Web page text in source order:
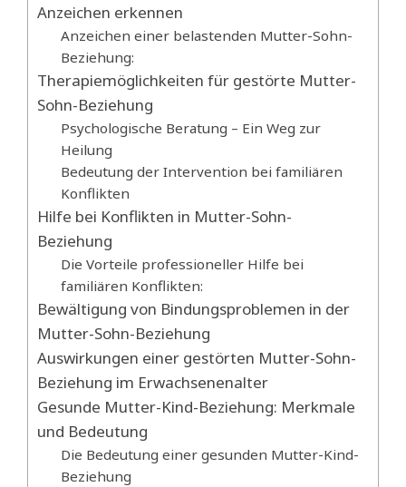
Anzeichen erkennen
Anzeichen einer belastenden Mutter-Sohn-
Beziehung:
Therapiemöglichkeiten für gestörte Mutter-
Sohn-Beziehung
Psychologische Beratung – Ein Weg zur
Heilung
Bedeutung der Intervention bei familiären
Konflikten
Hilfe bei Konflikten in Mutter-Sohn-
Beziehung
Die Vorteile professioneller Hilfe bei
familiären Konflikten:
Bewältigung von Bindungsproblemen in der
Mutter-Sohn-Beziehung
Auswirkungen einer gestörten Mutter-Sohn-
Beziehung im Erwachsenenalter
Gesunde Mutter-Kind-Beziehung: Merkmale
und Bedeutung
Die Bedeutung einer gesunden Mutter-Kind-
Beziehung